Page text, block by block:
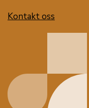
Kontakt oss